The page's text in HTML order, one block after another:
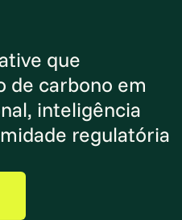
que
de carbono em
inteligência
regulatória